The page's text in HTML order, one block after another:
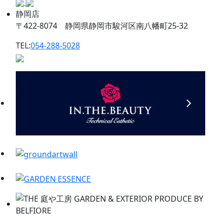
静岡店
〒422-8074 静岡県静岡市駿河区南八幡町25-32
TEL:054-288-5028